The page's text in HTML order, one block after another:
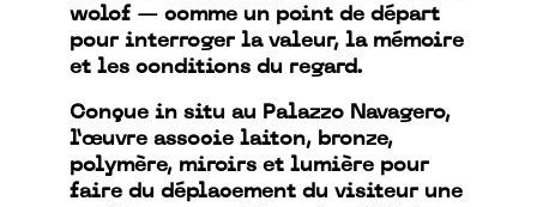
wolof — comme un point de départ
pour interroger la valeur, la mémoire
et les conditions du regard.
Conçue in situ au Palazzo Navagero,
l’œuvre associe laiton, bronze,
polymère, miroirs et lumière pour
faire du déplacement du visiteur une